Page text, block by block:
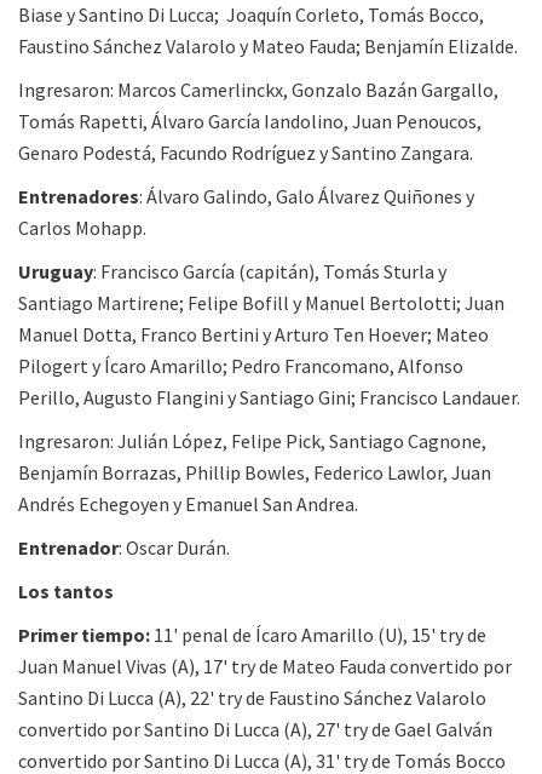
Biase y Santino Di Lucca; Joaquín Corleto, Tomás Bocco,
Faustino Sánchez Valarolo y Mateo Fauda; Benjamín Elizalde.
Ingresaron: Marcos Camerlinckx, Gonzalo Bazán Gargallo,
Tomás Rapetti, Álvaro García Iandolino, Juan Penoucos,
Genaro Podestá, Facundo Rodríguez y Santino Zangara.
Entrenadores: Álvaro Galindo, Galo Álvarez Quiñones y
Carlos Mohapp.
Uruguay: Francisco García (capitán), Tomás Sturla y
Santiago Martirene; Felipe Bofill y Manuel Bertolotti; Juan
Manuel Dotta, Franco Bertini y Arturo Ten Hoever; Mateo
Pilogert y Ícaro Amarillo; Pedro Francomano, Alfonso
Perillo, Augusto Flangini y Santiago Gini; Francisco Landauer.
Ingresaron: Julián López, Felipe Pick, Santiago Cagnone,
Benjamín Borrazas, Phillip Bowles, Federico Lawlor, Juan
Andrés Echegoyen y Emanuel San Andrea.
Entrenador: Oscar Durán.
Los tantos
Primer tiempo: 11' penal de Ícaro Amarillo (U), 15' try de
Juan Manuel Vivas (A), 17' try de Mateo Fauda convertido por
Santino Di Lucca (A), 22' try de Faustino Sánchez Valarolo
convertido por Santino Di Lucca (A), 27' try de Gael Galván
convertido por Santino Di Lucca (A), 31' try de Tomás Bocco